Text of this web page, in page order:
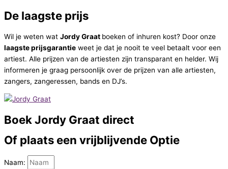
De laagste prijs
Wil je weten wat Jordy Graat boeken of inhuren kost? Door onze
laagste prijsgarantie weet je dat je nooit te veel betaalt voor een
artiest. Alle prijzen van de artiesten zijn transparant en helder. Wij
informeren je graag persoonlijk over de prijzen van alle artiesten,
zangers, zangeressen, bands en DJ’s.
BoekJordy Graat direct
Of plaats een vrijblijvende Optie
Naam: